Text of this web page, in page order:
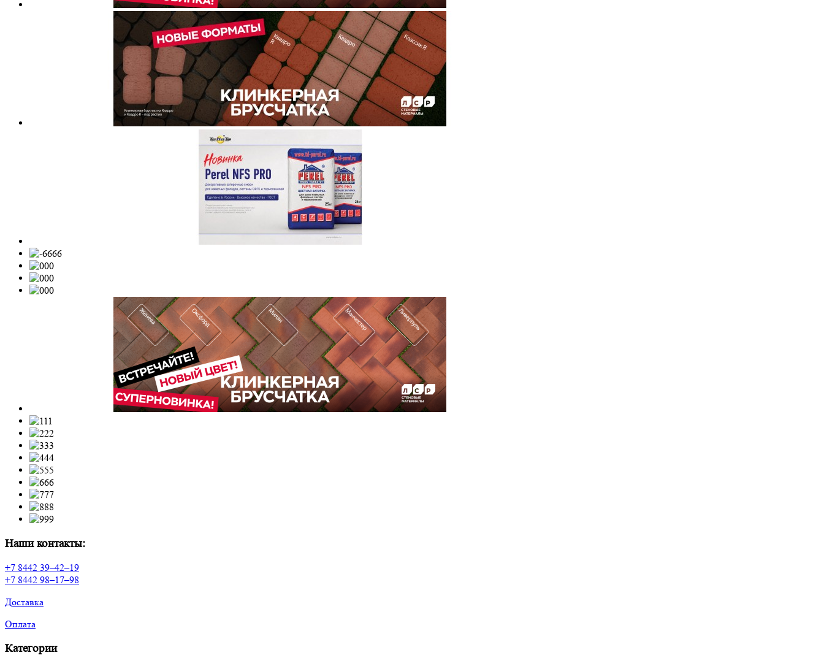
Наши контакты:
+7 8442 39–42–19
+7 8442 98–17–98
Доставка
Оплата
Категории